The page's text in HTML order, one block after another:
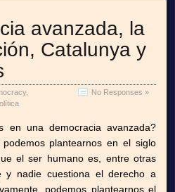
avanzada, la
Catalunya y
,
No Responses »
en una democracia avanzada?
plantearnos en el siglo
el ser humano es, entre otras
y nadie cuestiona el derecho a
podemos plantearnos el